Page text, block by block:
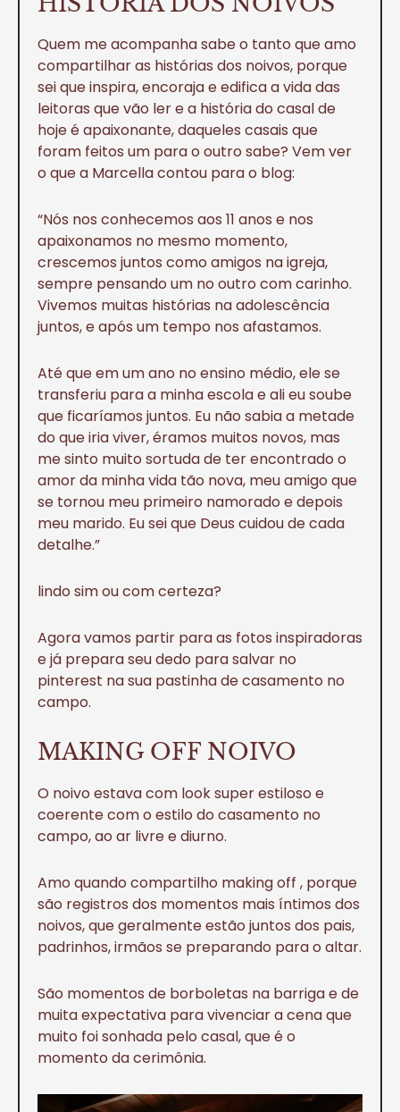
Quem me acompanha sabe o tanto que amo
compartilhar as histórias dos noivos, porque
sei que inspira, encoraja e edifica a vida das
leitoras que vão ler e a história do casal de
hoje é apaixonante, daqueles casais que
foram feitos um para o outro sabe? Vem ver
o que a Marcella contou para o blog:
“Nós nos conhecemos aos 11 anos e nos
apaixonamos no mesmo momento,
crescemos juntos como amigos na igreja,
sempre pensando um no outro com carinho.
Vivemos muitas histórias na adolescência
juntos, e após um tempo nos afastamos.
Até que em um ano no ensino médio, ele se
transferiu para a minha escola e ali eu soube
que ficaríamos juntos. Eu não sabia a metade
do que iria viver, éramos muitos novos, mas
me sinto muito sortuda de ter encontrado o
amor da minha vida tão nova, meu amigo que
se tornou meu primeiro namorado e depois
meu marido. Eu sei que Deus cuidou de cada
detalhe.”
lindo sim ou com certeza?
Agora vamos partir para as fotos inspiradoras
e já prepara seu dedo para salvar no
pinterest na sua pastinha de casamento no
campo.
MAKING OFF NOIVO
O noivo estava com look super estiloso e
coerente com o estilo do casamento no
campo, ao ar livre e diurno.
Amo quando compartilho making off , porque
são registros dos momentos mais íntimos dos
noivos, que geralmente estão juntos dos pais,
padrinhos, irmãos se preparando para o altar.
São momentos de borboletas na barriga e de
muita expectativa para vivenciar a cena que
muito foi sonhada pelo casal, que é o
momento da cerimônia.